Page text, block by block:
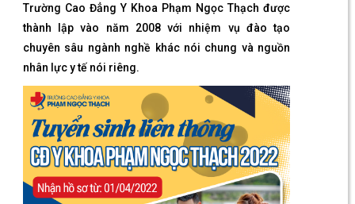
Trường Cao Đẳng Y Khoa Phạm Ngọc Thạch được
thành lập vào năm 2008 với nhiệm vụ đào tạo
chuyên sâu ngành nghề khác nói chung và nguồn
nhân lực y tế nói riêng.